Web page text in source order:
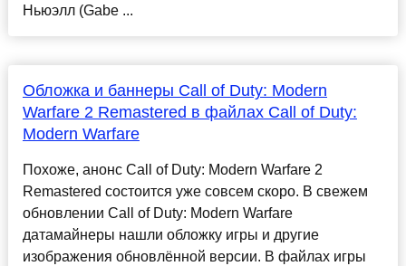
Ньюэлл (Gabe ...
Обложка и баннеры Call of Duty: Modern
Warfare 2 Remastered в файлах Call of Duty:
Modern Warfare
Похоже, анонс Call of Duty: Modern Warfare 2
Remastered состоится уже совсем скоро. В свежем
обновлении Call of Duty: Modern Warfare
датамайнеры нашли обложку игры и другие
изображения обновлённой версии. В файлах игры